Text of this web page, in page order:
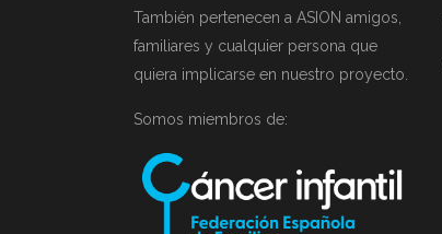
También pertenecen a ASION amigos,
familiares y cualquier persona que
quiera implicarse en nuestro proyecto.
Somos miembros de: